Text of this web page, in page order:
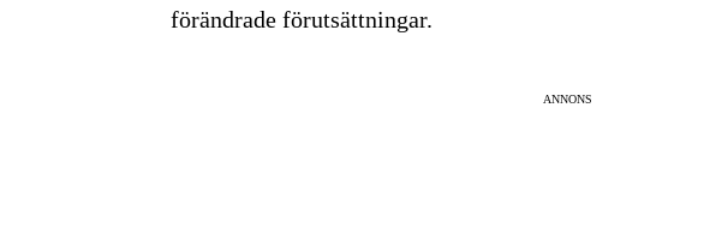
förändrade förutsättningar.
ANNONS